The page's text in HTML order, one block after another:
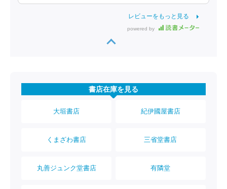
レビューをもっと見る
powered by
書店在庫を見る
大垣書店 紀伊國屋書店
くまざわ書店 三省堂書店
丸善ジュンク堂書店 有隣堂